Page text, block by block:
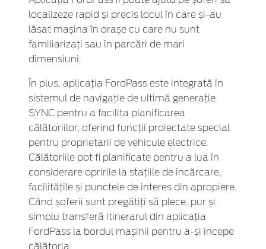
localizeze rapid și precis locul în care și-au
lăsat mașina în orașe cu care nu sunt
familiarizați sau în parcări de mari
dimensiuni.
În plus, aplicația FordPass este integrată în
sistemul de navigație de ultimă generație
SYNC pentru a facilita planificarea
călătoriilor, oferind funcții proiectate special
pentru proprietarii de vehicule electrice.
Călătoriile pot fi planificate pentru a lua în
considerare opririle la stațiile de încărcare,
facilitățile și punctele de interes din apropiere.
Când șoferii sunt pregătiți să plece, pur și
simplu transferă itinerarul din aplicația
FordPass la bordul mașinii pentru a-și începe
călătoria.